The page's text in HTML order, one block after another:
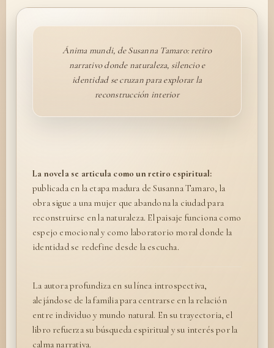
Ánima mundi, de Susanna Tamaro: retiro
narrativo donde naturaleza, silencio e
identidad se cruzan para explorar la
reconstrucción interior
La novela se articula como un retiro espiritual:
publicada en la etapa madura de Susanna Tamaro, la
obra sigue a una mujer que abandona la ciudad para
reconstruirse en la naturaleza. El paisaje funciona como
espejo emocional y como laboratorio moral donde la
identidad se redefine desde la escucha.
La autora profundiza en su línea introspectiva,
alejándose de la familia para centrarse en la relación
entre individuo y mundo natural. En su trayectoria, el
libro refuerza su búsqueda espiritual y su interés por la
calma narrativa.